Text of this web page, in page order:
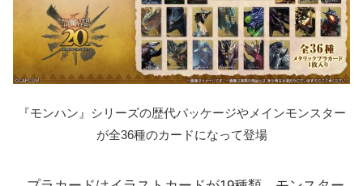
『モンハン』シリーズの歴代パッケージやメインモンスター
が全36種のカードになって登場